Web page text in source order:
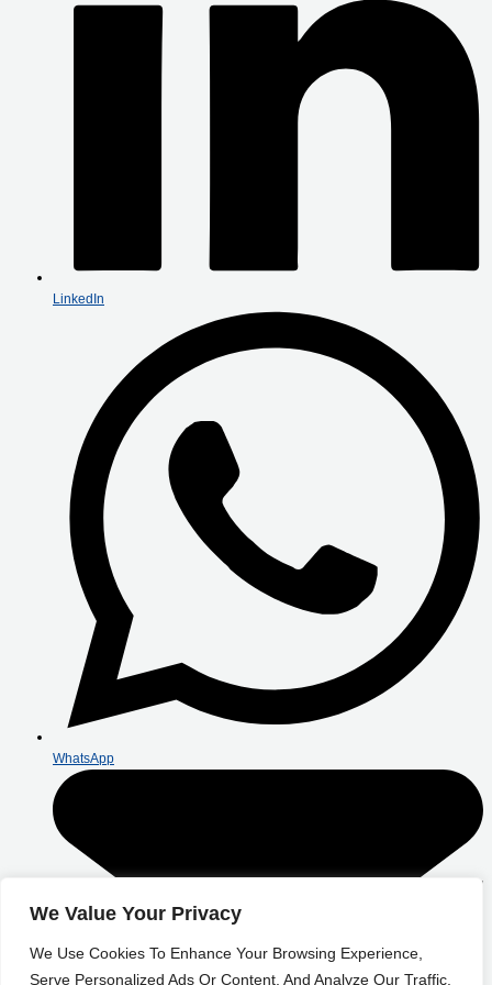
We Value Your Privacy
We Use Cookies To Enhance Your Browsing Experience,
Serve Personalized Ads Or Content, And Analyze Our Traffic.
LinkedIn
WhatsApp